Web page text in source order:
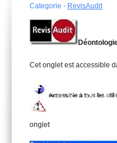
Categorie - RevisAudit
Cet onglet est accessible
onglet